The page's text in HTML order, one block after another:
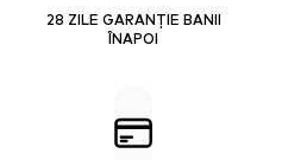
28 ZILE GARANȚIE BANII
ÎNAPOI